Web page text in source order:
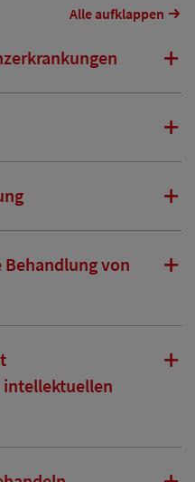
Alle aufklappen
von